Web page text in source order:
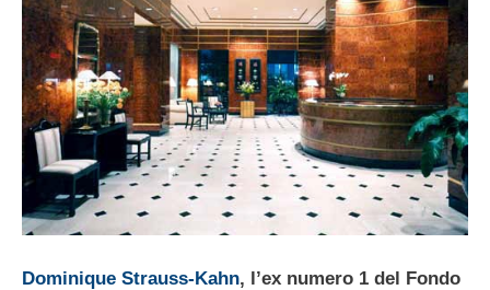
Dominique Strauss-Kahn, l’ex numero 1 del Fondo